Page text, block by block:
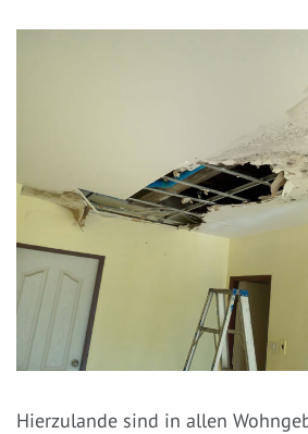
Hierzulande sind in allen